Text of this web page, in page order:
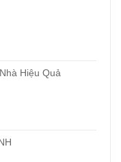
Hiệu Quả